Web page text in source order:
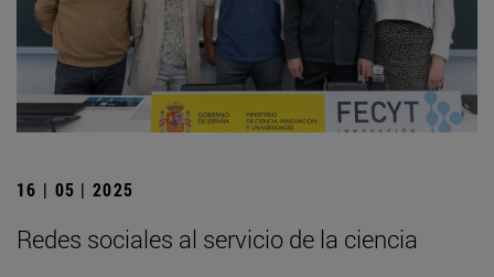
16 | 05 | 2025
Redes sociales al servicio de la ciencia